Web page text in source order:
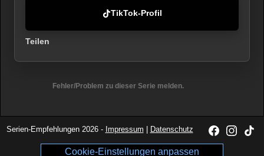
TikTok-Profil
Teilen
Fehler/Problem zu dieser Serie melden.
Serien-Empfehlungen 2026 - Impressum Datenschutz
Cookie-Einstellungen anpassen